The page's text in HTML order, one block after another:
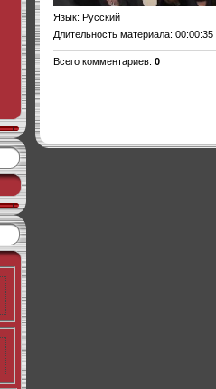
Язык: Русский
Длительность материала: 00:00:35
Всего комментариев: 0